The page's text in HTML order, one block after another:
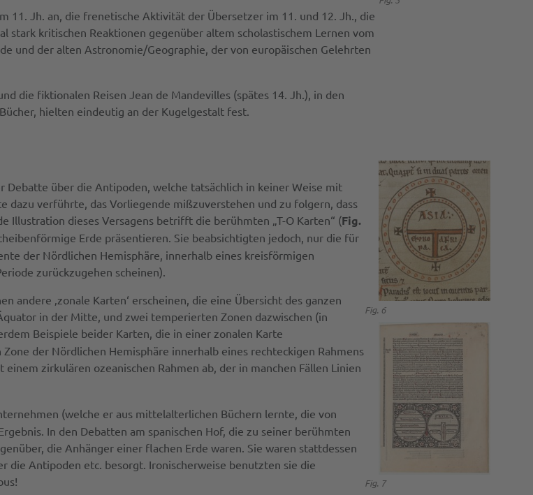
11. Jh. an, die frenetische Aktivität der Übersetzer im 11. und 12. Jh., die
stark kritischen Reaktionen gegenüber altem scholastischem Lernen vom
und der alten Astronomie/Geographie, der von europäischen Gelehrten
die fiktionalen Reisen Jean de Mandevilles (spätes 14. Jh.), in den
hielten eindeutig an der Kugelgestalt fest.
Fig. 6
Fig. 7
über die Antipoden, welche tatsächlich in keiner Weise mit
dazu verführte, das Vorliegende mißzuverstehen und zu folgern, dass
Illustration dieses Versagens betrifft die berühmten „T-O Karten“ (Fig.
Erde präsentieren. Sie beabsichtigten jedoch, nur die für
der Nördlichen Hemisphäre, innerhalb eines kreisförmigen
zurückzugehen scheinen).
andere ‚zonale Karten‘ erscheinen, die eine Übersicht des ganzen
in der Mitte, und zwei temperierten Zonen dazwischen (in
Beispiele beider Karten, die in einer zonalen Karte
der Nördlichen Hemisphäre innerhalb eines rechteckigen Rahmens
zirkulären ozeanischen Rahmen ab, der in manchen Fällen Linien
(welche er aus mittelalterlichen Büchern lernte, die von
In den Debatten am spanischen Hof, die zu seiner berühmten
die Anhänger einer flachen Erde waren. Sie waren stattdessen
die Antipoden etc. besorgt. Ironischerweise benutzten sie die